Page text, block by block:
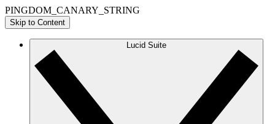
PINGDOM_CANARY_STRING
Skip to Content
Lucid Suite